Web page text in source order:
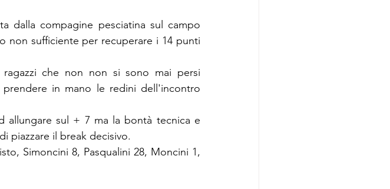
dalla compagine pesciatina sul campo
non sufficiente per recuperare i 14 punti
che non non si sono mai persi
in mano le redini dell'incontro
allungare sul + 7 ma la bontà tecnica e
piazzare il break decisivo.
Simoncini 8, Pasqualini 28, Moncini 1,